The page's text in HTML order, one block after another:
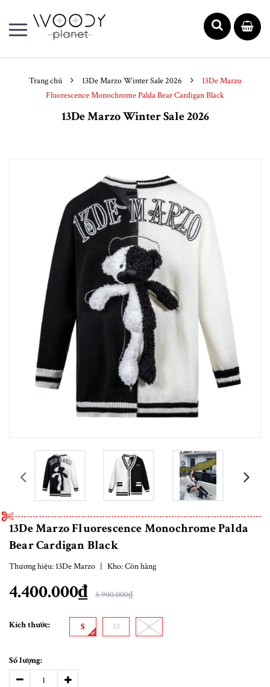
Trang chủ 13De Marzo Winter Sale 2026
13De Marzo
Fluorescence Monochrome Palda Bear Cardigan Black
13De Marzo Winter Sale 2026
prev
13De Marzo Fluorescence Monochrome Palda
Bear Cardigan Black
Thương hiệu: 13De Marzo Kho:Còn hàng
4.400.000₫ 5.900.000₫
Kích thước: S M L
Số lượng: